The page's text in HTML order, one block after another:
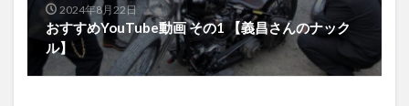
2024年8月22日
おすすめYouTube動画 その1 【義昌さんのナック
ル】